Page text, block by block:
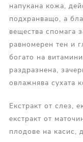
напукана кожа,
подхранващо, а
вещества спомага
равномерен тен и
богато на
раздразнена,
овлажнява сухата
Екстракт от слез,
екстракт от
плодове на касис,